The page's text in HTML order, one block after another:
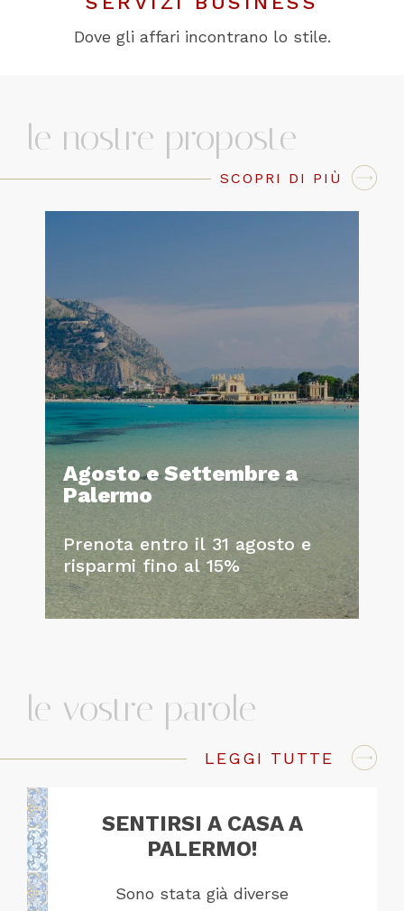
Dove gli affari incontrano lo stile.
le nostre proposte
SCOPRI DI PIÙ
Agosto e Settembre a
Palermo
Prenota entro il 31 agosto e
risparmi fino al 15%
le vostre parole
LEGGI TUTTE
della
SENTIRSI A CASA A
PALERMO!
Sono stata già diverse